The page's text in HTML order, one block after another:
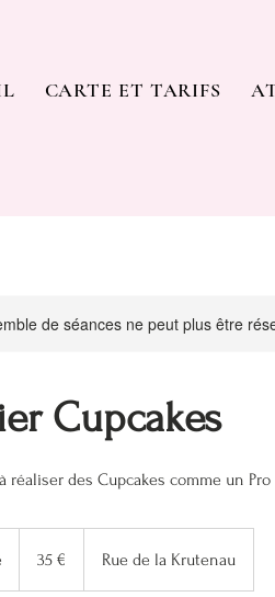
CARTE ET TARIFS
de séances ne peut plus être
Cupcakes
réaliser des Cupcakes comme un Pro
e
35 € Rue de la Krutenau